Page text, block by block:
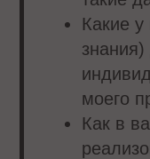
Какие
моего
Как в